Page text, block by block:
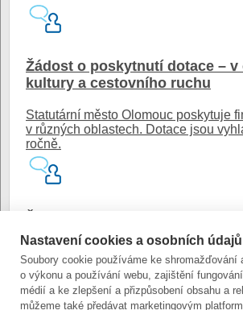
Žádost o poskytnutí dotace – v
kultury a cestovního ruchu
Statutární město Olomouc poskytuje
v různých oblastech. Dotace jsou
ročně.
odboru školství
Odbor školství poskytuje dotace v
volného času dětí a mládeže
vzdělávacích aktivit pro děti MŠ a
Nastavení cookies a osobních údajů
Soubory cookie používáme ke shromažďování
o výkonu a používání webu, zajištění
médií a ke zlepšení a přizpůsobení obsahu a
můžeme také předávat marketingovým